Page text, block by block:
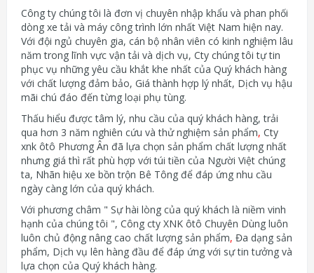
Công ty chúng tôi là đơn vị chuyên nhập khẩu và phan phối
dòng xe tải và máy công trình lớn nhất Việt Nam hiện nay.
Với đội ngủ chuyên gia, cán bộ nhân viên có kinh nghiệm lâu
năm trong lĩnh vực vận tải và dịch vụ, Cty chúng tôi tự tin
phục vụ những yêu cầu khắt khe nhất của Quý khách hàng
với chất lượng đảm bảo, Giá thành hợp lý nhất, Dịch vụ hậu
mãi chú đáo đến từng loại phụ tùng.
Thấu hiểu được tâm lý, nhu cầu của quý khách hàng, trải
qua hơn 3 năm nghiên cứu và thử nghiệm sản phẩm, Cty
xnk ôtô Phương Ân đã lựa chọn sản phẩm chất lượng nhất
nhưng giá thì rất phù hợp với túi tiền của Người Việt chúng
ta, Nhãn hiệu xe bồn trộn Bê Tông để đáp ứng nhu cầu
ngày càng lớn của quý khách.
Với phương châm " Sự hài lòng của quý khách là niềm vinh
hạnh của chúng tôi ", Công cty XNK ôtô Chuyên Dùng luôn
luôn chủ động nâng cao chất lượng sản phẩm, Đa dạng sản
phẩm, Dịch vụ lên hàng đầu để đáp ứng với sự tin tưởng và
lựa chọn của Quý khách hàng.